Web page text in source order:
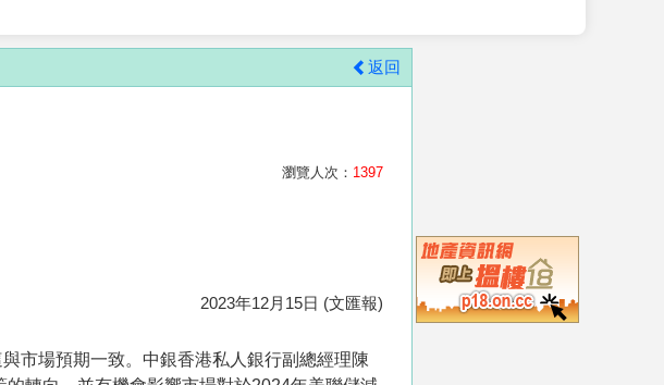
返回
瀏覽人次： 1397
2023年12月15日 (文匯報)
市場預期一致。中銀香港私人銀行副總經理陳